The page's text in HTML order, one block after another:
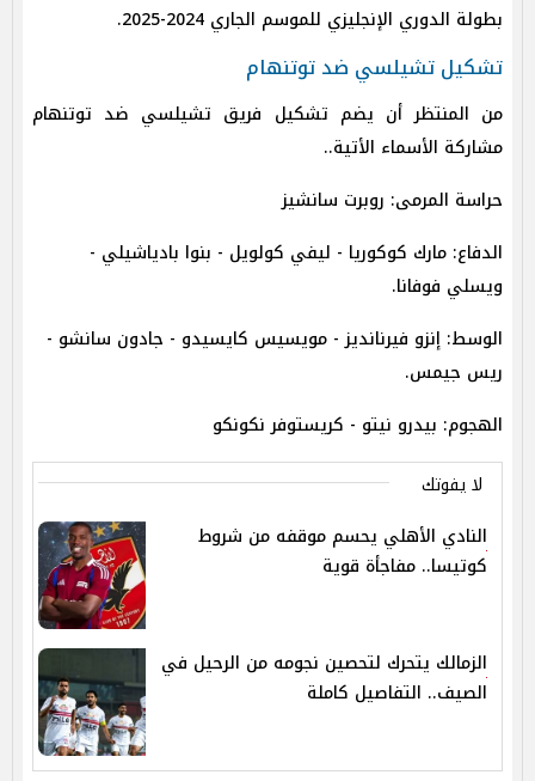
بطولة الدوري الإنجليزي للموسم الجاري 2024-2025.
تشكيل تشيلسي ضد توتنهام
من المنتظر أن يضم تشكيل فريق تشيلسي ضد توتنهام
مشاركة الأسماء الأتية..
حراسة المرمى: روبرت سانشيز
الدفاع: مارك كوكوريا - ليفي كولويل - بنوا بادياشيلي -
ويسلي فوفانا.
الوسط: إنزو فيرنانديز - مويسيس كايسيدو - جادون سانشو -
ريس جيمس.
الهجوم: بيدرو نيتو - كريستوفر نكونكو
لا يفوتك
النادي الأهلي يحسم موقفه من شروط
كوتيسا.. مفاجأة قوية
الزمالك يتحرك لتحصين نجومه من الرحيل في
الصيف.. التفاصيل كاملة